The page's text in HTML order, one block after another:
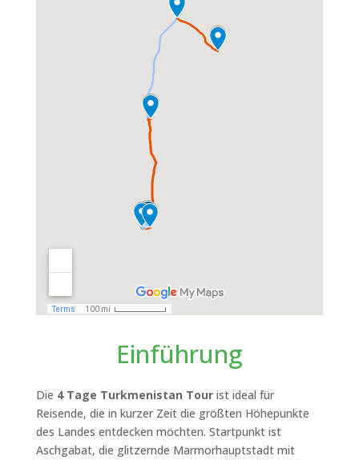
Einführung
Die 4 Tage Turkmenistan Tourist ideal für
Reisende, die in kurzer Zeit die größten Höhepunkte
des Landes entdecken möchten. Startpunkt ist
Aschgabat, die glitzernde Marmorhauptstadt mit